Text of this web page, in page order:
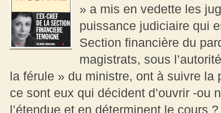
» a mis en vedette les
puissance judiciaire qui
Section financière du
magistrats, sous
la férule » du ministre, ont à suivre la
ce sont eux qui décident d’ouvrir -ou
l’étendue et en déterminent le cours